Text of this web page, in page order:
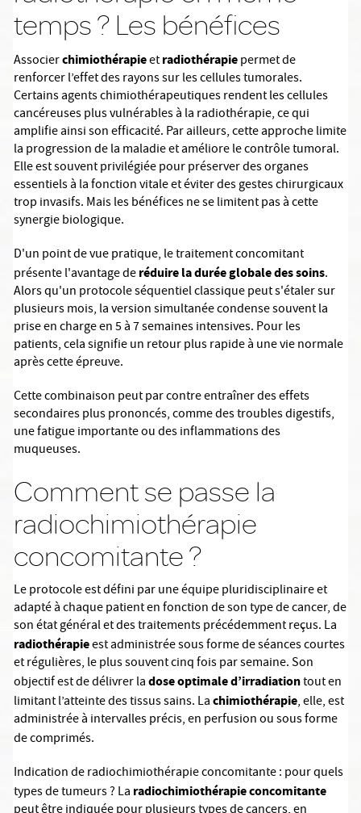
temps ? Les bénéfices
Associerchimiothérapieetradiothérapiepermet de
renforcer l’effet des rayons sur les cellules tumorales.
Certains agents chimiothérapeutiques rendent les cellules
cancéreuses plus vulnérables à la radiothérapie, ce qui
amplifie ainsi son efficacité. Par ailleurs, cette approche limite
la progression de la maladie et améliore le contrôle tumoral.
Elle est souvent privilégiée pour préserver des organes
essentiels à la fonction vitale et éviter des gestes chirurgicaux
trop invasifs. Mais les bénéfices ne se limitent pas à cette
synergie biologique.
D'un point de vue pratique, le traitement concomitant
présente l'avantage deréduire la durée globale des soins.
Alors qu'un protocole séquentiel classique peut s'étaler sur
plusieurs mois, la version simultanée condense souvent la
prise en charge en 5 à 7 semaines intensives. Pour les
patients, cela signifie un retour plus rapide à une vie normale
après cette épreuve.
Cette combinaison peut par contre entraîner des effets
secondaires plus prononcés, comme des troubles digestifs,
une fatigue importante ou des inflammations des
muqueuses.
Comment se passe la
radiochimiothérapie
concomitante ?
Le protocole est défini par une équipe pluridisciplinaire et
adapté à chaque patient en fonction de son type de cancer, de
son état général et des traitements précédemment reçus. La
radiothérapieest administrée sous forme de séances courtes
et régulières, le plus souvent cinq fois par semaine. Son
objectif est de délivrer ladose optimale d’irradiationtout en
limitant l’atteinte des tissus sains. Lachimiothérapie, elle, est
administrée à intervalles précis, en perfusion ou sous forme
de comprimés.
Indication de radiochimiothérapie concomitante : pour quels
types de tumeurs ? La radiochimiothérapie concomitante